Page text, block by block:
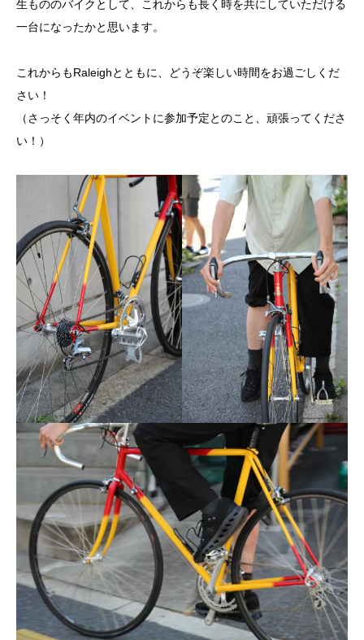
生もののバイクとして、これからも長く時を共にしていただける
一台になったかと思います。
これからもRaleighとともに、どうぞ楽しい時間をお過ごしくだ
さい！
（さっそく年内のイベントに参加予定とのこと、頑張ってくださ
い！）